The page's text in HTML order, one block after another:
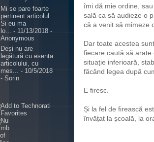
îmi dă mie ordine,
sală ca să audieze o
că a venit să mimeze
Dar toate acestea
fiecare caută să
situație inferioară,
făcând legea după
E firesc.
Și la fel de firească
învățat la școală, la
Mi se pare foarte
pertinent articolul.
Si eu ma
lo...
- 11/13/2018 -
Anonymous
Deși nu are
legătură cu esența
articolului, cu
mes... - 10/5/2018
- Sorin